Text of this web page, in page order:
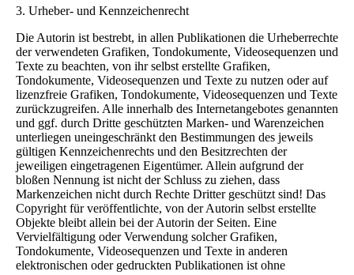
3. Urheber- und Kennzeichenrecht
Die Autorin ist bestrebt, in allen Publikationen die Urheberrechte
der verwendeten Grafiken, Tondokumente, Videosequenzen und
Texte zu beachten, von ihr selbst erstellte Grafiken,
Tondokumente, Videosequenzen und Texte zu nutzen oder auf
lizenzfreie Grafiken, Tondokumente, Videosequenzen und Texte
zurückzugreifen. Alle innerhalb des Internetangebotes genannten
und ggf. durch Dritte geschützten Marken- und Warenzeichen
unterliegen uneingeschränkt den Bestimmungen des jeweils
gültigen Kennzeichenrechts und den Besitzrechten der
jeweiligen eingetragenen Eigentümer. Allein aufgrund der
bloßen Nennung ist nicht der Schluss zu ziehen, dass
Markenzeichen nicht durch Rechte Dritter geschützt sind! Das
Copyright für veröffentlichte, von der Autorin selbst erstellte
Objekte bleibt allein bei der Autorin der Seiten. Eine
Vervielfältigung oder Verwendung solcher Grafiken,
Tondokumente, Videosequenzen und Texte in anderen
elektronischen oder gedruckten Publikationen ist ohne